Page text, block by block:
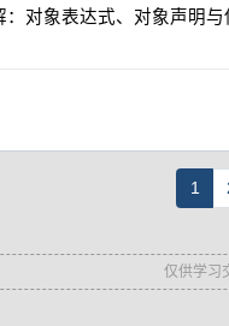
：对象表达式、对象声明与
1
仅供学习